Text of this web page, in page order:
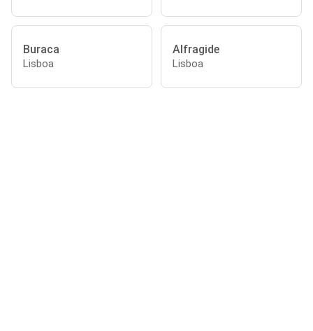
Buraca
Lisboa
Alfragide
Lisboa